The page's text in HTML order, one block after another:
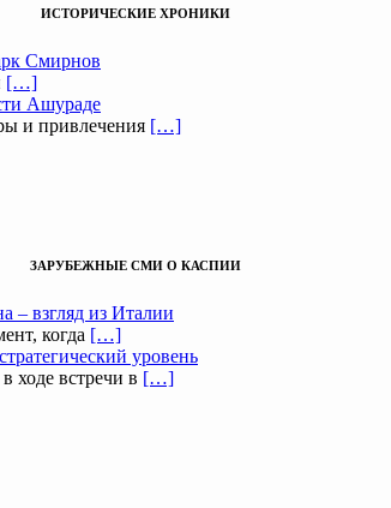
ИСТОРИЧЕСКИЕ ХРОНИКИ
Смирнов
[…]
Ашураде
и привлечения […]
ЗАРУБЕЖНЫЕ СМИ О КАСПИИ
– взгляд из Италии
когда […]
уровень
ходе встречи в […]